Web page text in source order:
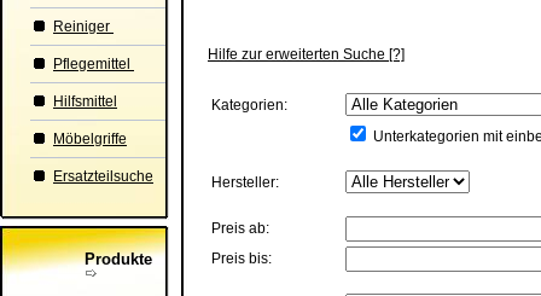
Reiniger
Pflegemittel
Hilfsmittel
Möbelgriffe
Ersatzteilsuche
Produkte
Hilfe zur erweiterten Suche [?]
Kategorien:
Unterkategorien mit
Hersteller:
Preis ab:
Preis bis: